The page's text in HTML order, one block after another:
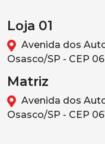
Loja 01
Avenida dos
Osasco/SP - CEP
Matriz
Avenida dos
Osasco/SP - CEP